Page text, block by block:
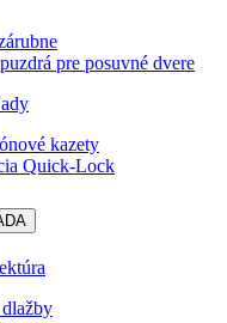
pre posuvné dvere
kazety
Quick-Lock